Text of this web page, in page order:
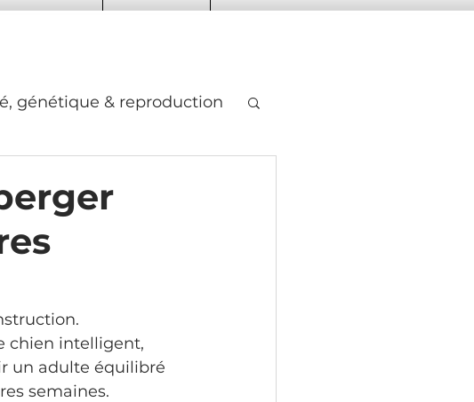
génétique & reproduction
chien intelligent,
un adulte équilibré
semaines.